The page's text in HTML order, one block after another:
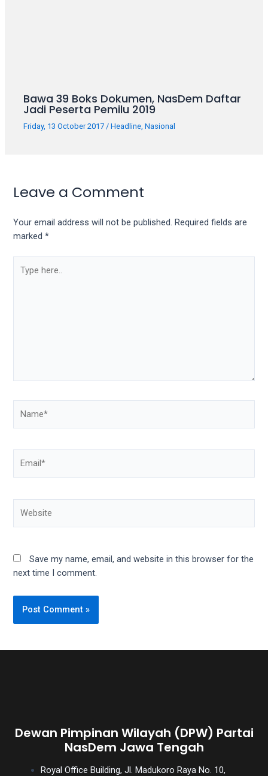
Bawa 39 Boks Dokumen, NasDem Daftar
Jadi Peserta Pemilu 2019
Friday, 13 October 2017/Headline,Nasional
Leave a Comment
Your email address will not be published. Required fields are
marked*
here..
Save my name, email, and website in this browser for the
next time I comment.
Dewan Pimpinan Wilayah (DPW) Partai
NasDem Jawa Tengah
Royal Office Building, Jl. Madukoro Raya No. 10,